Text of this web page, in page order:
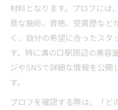
材料となります。プロフには
意な施術、資格、受賞歴など
く、自分の希望に合ったスタ
す。特に溝の口駅周辺の美容
ジやSNSで詳細な情報を公開
す。
プロフを確認する際は、「ど